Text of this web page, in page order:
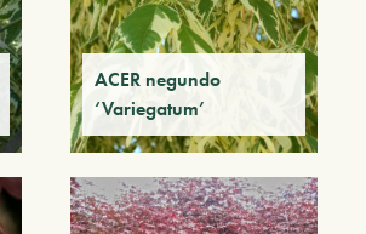
ACER negundo
‘Variegatum’